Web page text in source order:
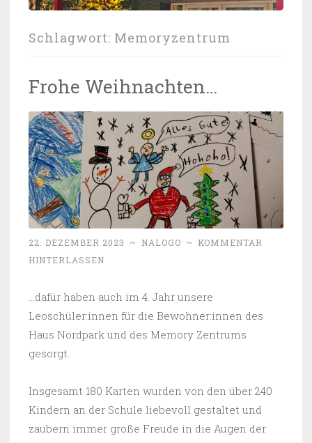
Schlagwort: Memoryzentrum
Frohe Weihnachten…
22. DEZEMBER 2023 ~ NALOGO ~
KOMMENTAR
HINTERLASSEN
…dafür haben auch im 4. Jahr unsere
Leoschüler:innen für die Bewohner:innen des
Haus Nordpark und des Memory Zentrums
gesorgt.
Insgesamt 180 Karten wurden von den über 240
Kindern an der Schule liebevoll gestaltet und
zaubern immer große Freude in die Augen der